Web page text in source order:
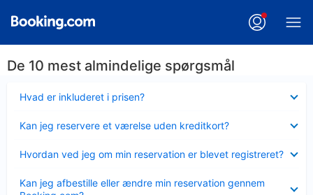
De 10 mest almindelige spørgsmål
Hvad er inkluderet i prisen?
Kan jeg reservere et værelse uden kreditkort?
Hvordan ved jeg om min reservation er blevet registreret?
Kan jeg afbestille eller ændre min reservation gennem